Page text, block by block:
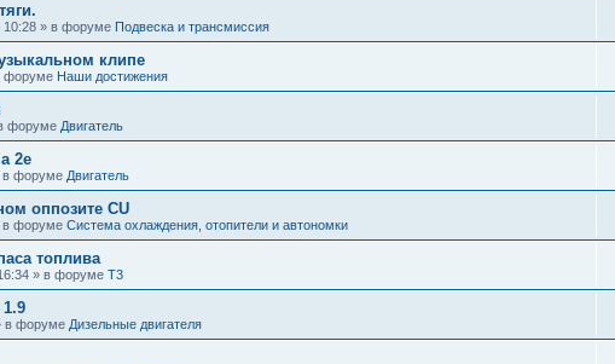
10:28 » в форуме Подвеска и трансмиссия
клипе
форуме Наши достижения
форуме Двигатель
2е
в форуме Двигатель
оппозите CU
в форуме Система охлаждения, отопители и автономки
топлива
» в форуме T3
в форуме Дизельные двигателя